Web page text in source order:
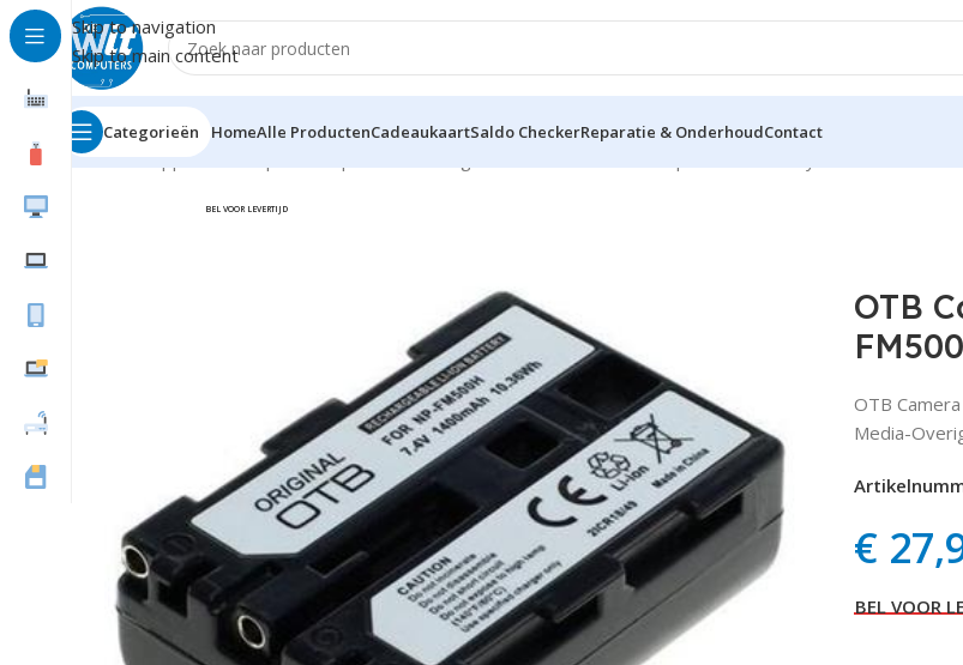
Skip to navigation
Skip to main content
Categorieën HomeAlle ProductenCadeaukaartSaldo CheckerReparatie & OnderhoudContact
Home Supplies
BEL VOOR LEVERTIJD
OTB
OTB
Media-
€